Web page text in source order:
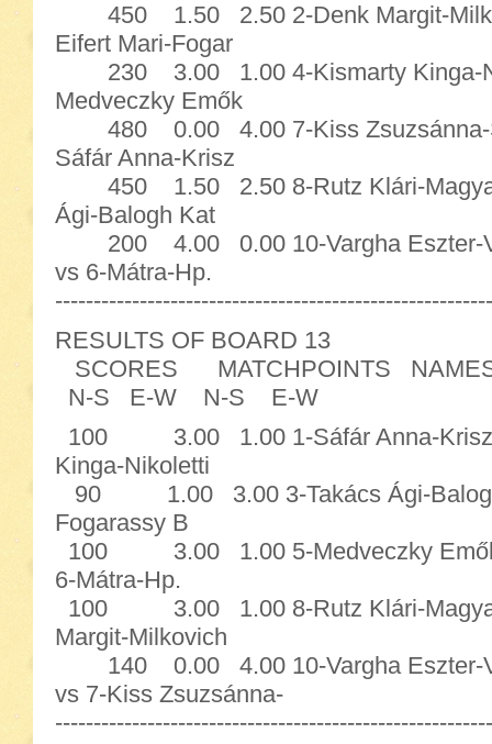
450 1.50 2.50 2-Denk Margit-
Eifert Mari-Fogar
230 3.00 1.00 4-Kismarty Kinga-
Medveczky Emők
480 0.00 4.00 7-Kiss Zsuzsánna-
Sáfár Anna-Krisz
450 1.50 2.50 8-Rutz Klári-
Ági-Balogh Kat
200 4.00 0.00 10-Vargha Eszter-
vs 6-Mátra-Hp.
RESULTS OF BOARD 13
SCORES MATCHPOINTS
N-S E-W N-S E-W
100 3.00 1.00 1-Sáfár Anna-
Kinga-Nikoletti
90 1.00 3.00 3-Takács Ági-Balogh
Fogarassy B
100 3.00 1.00 5-Medveczky
6-Mátra-Hp.
100 3.00 1.00 8-Rutz Klári-
Margit-Milkovich
140 0.00 4.00 10-Vargha Eszter-
vs 7-Kiss Zsuzsánna-